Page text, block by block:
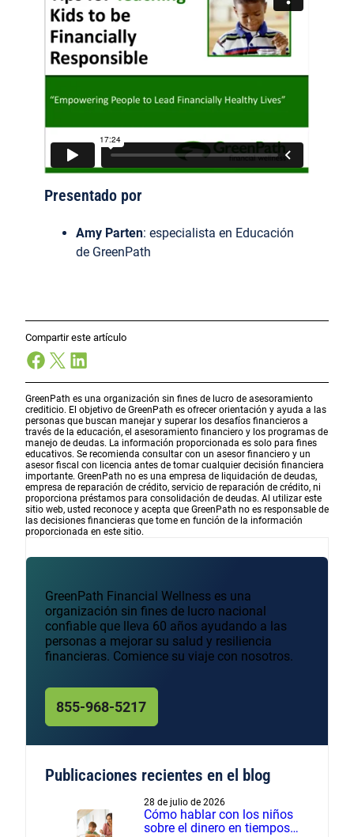
Presentado por
Amy Parten: especialista en Educación
de GreenPath
Compartir este artículo
Facebook
X LinkedIn
GreenPath es una organización sin fines de lucro de asesoramiento
crediticio. El objetivo de GreenPath es ofrecer orientación y ayuda a las
personas que buscan manejar y superar los desafíos financieros a
través de la educación, el asesoramiento financiero y los programas de
manejo de deudas. La información proporcionada es solo para fines
educativos. Se recomienda consultar con un asesor financiero y un
asesor fiscal con licencia antes de tomar cualquier decisión financiera
importante. GreenPath no es una empresa de liquidación de deudas,
empresa de reparación de crédito, servicio de reparación de crédito, ni
proporciona préstamos para consolidación de deudas. Al utilizar este
sitio web, usted reconoce y acepta que GreenPath no es responsable de
las decisiones financieras que tome en función de la información
proporcionada en este sitio.
GreenPath Financial Wellness es una
organización sin fines de lucro nacional
confiable que lleva 60 años ayudando a las
personas a mejorar su salud y resiliencia
financieras. Comience su viaje con nosotros.
855-968-5217
Publicaciones recientes en el blog
28 de julio de 2026
Cómo hablar con los niños
sobre el dinero en tiempos